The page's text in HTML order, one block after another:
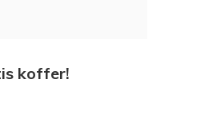
koffer!